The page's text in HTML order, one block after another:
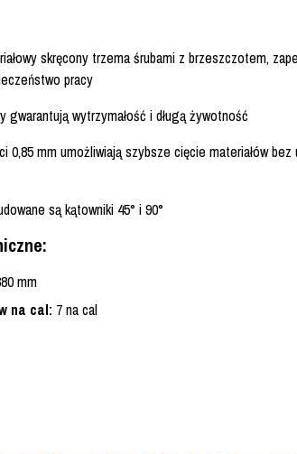
skręcony trzema śrubami z brzeszczotem,
pracy
gwarantują wytrzymałość i długą żywotność
0,85 mm umożliwiają szybsze cięcie materiałów bez
są kątowniki 45° i 90°
mm
na cal: 7 na cal